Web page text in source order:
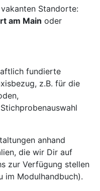
Standorte:
am Main oder
fundierte
z.B. für die
anhand
die wir Dir auf
zur Verfügung stellen
im Modulhandbuch).